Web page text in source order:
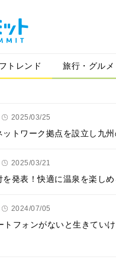
トレンド 旅行・グルメ
2025/03/25
トワーク拠点を設立し九
2025/03/21
発表！快適に温泉を楽し
2024/07/05
トフォンがないと生きてい